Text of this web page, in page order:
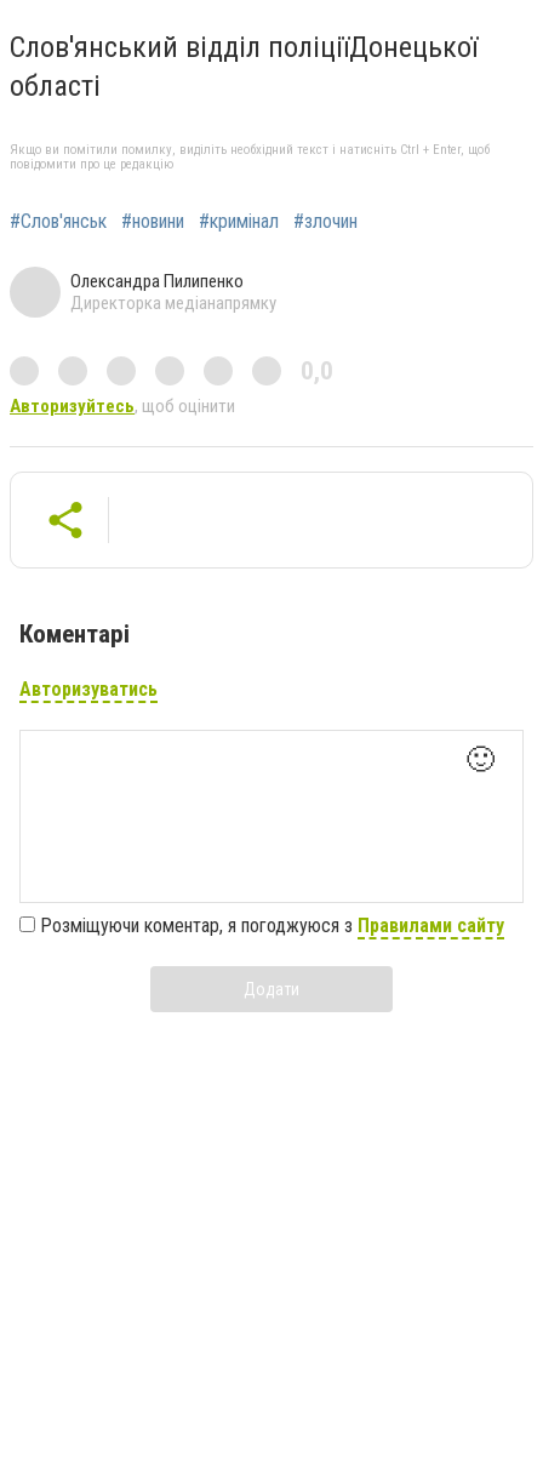
Слов'янський відділ поліціїДонецької
області
Якщо ви помітили помилку, виділіть необхідний текст і натисніть Ctrl + Enter, щоб
повідомити про це редакцію
#Слов'янськ #новини #кримінал #злочин
Олександра Пилипенко
Директорка медіанапрямку
0,0
Авторизуйтесь, щоб оцінити
Коментарі
Авторизуватись
🙂
Розміщуючи коментар, я погоджуюся з Правилами сайту
Додати